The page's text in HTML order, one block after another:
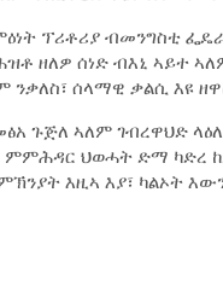
ፕሪቶሪያ ብመንግስቲ
ዘለዎ ሰነድ ብእኒ ኣይተ
ሰላማዊ ቃልሲ እዩ
ጉጅለ ኣለም ገብረዋህድ
ምምሕዳር ህወሓት ድማ ካድረ
እዚኣ እያ፣ ካልኦት